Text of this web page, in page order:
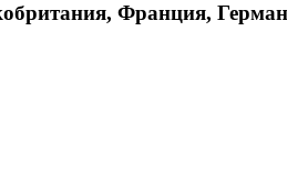
Франция,